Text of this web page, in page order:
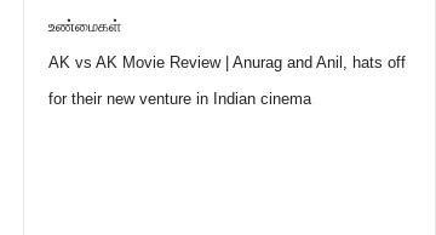
உண்மைகள்
AK vs AK Movie Review | Anurag and Anil, hats off
for their new venture in Indian cinema